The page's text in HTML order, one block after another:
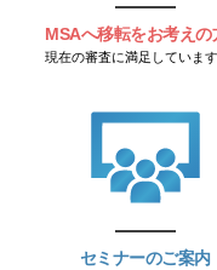
MSAへ移転をお考えの
現在の審査に満足していま
セミナーのご案内